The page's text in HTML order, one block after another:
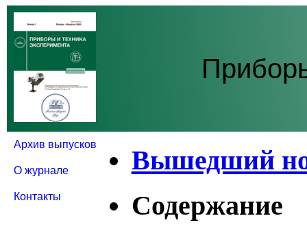
Архив выпусков
О журнале
Контакты
Вышедший
Содержание